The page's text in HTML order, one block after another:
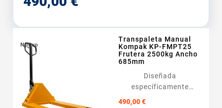
Nuevo
Transpaleta Manual
Kompak KP-FMPT25
Frutera 2500kg Ancho
685mm
Diseñada
específicamente
490,00 €Precio